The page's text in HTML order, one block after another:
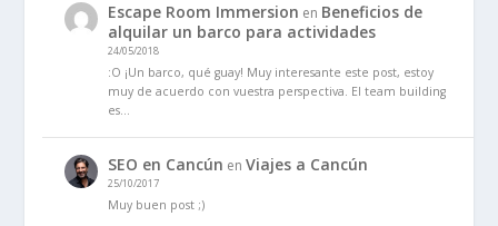
Escape Room Immersion en Beneficios de
alquilar un barco para actividades
24/05/2018
:O ¡Un barco, qué guay! Muy interesante este post, estoy
muy de acuerdo con vuestra perspectiva. El team building
es…
SEO en Cancún enViajes a Cancún
25/10/2017
Muy buen post ;)